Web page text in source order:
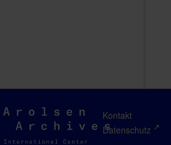
Arolsen
Archives
Kontakt
Datenschutz